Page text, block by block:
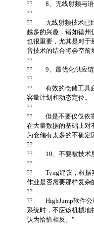
?? 8、无线射频与语
??
?? 无线射频技术已经
越多的兴趣，诸如德州
也很重要，尤其是对于
音技术的结合将会空前
??
?? 9、最优化供应链
??
?? 有效的仓储工具必
容量计划和动态定位。
??
?? 但是不要仅仅依靠
在大量数据的基础上对
为仓储有太多的不确定
??
?? 10、不要被技术
??
?? Tyng建议，根据实
作业是否需要那样复杂
??
?? HighJump软件公
系统时，不应该机械地
认为恰恰相反。”